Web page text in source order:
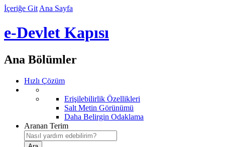
İçeriğe Git Ana Sayfa
e-Devlet Kapısı
Ana Bölümler
Hızlı Çözüm
Erişilebilirlik Özellikleri
Salt Metin Görünümü
Daha Belirgin Odaklama
Aranan Terim